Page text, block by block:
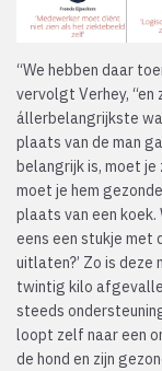
“We hebben daar
vervolgt Verhey,
állerbelangrijkste
plaats van de man
belangrijk is, moet
moet je hem
plaats van een koek.
eens een stukje met
uitlaten?’ Zo is
twintig kilo
steeds
loopt zelf naar een
de hond en zijn